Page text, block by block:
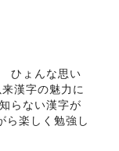
ひょんな思い
漢字の魅力に
らない漢字が
ら楽しく勉強し